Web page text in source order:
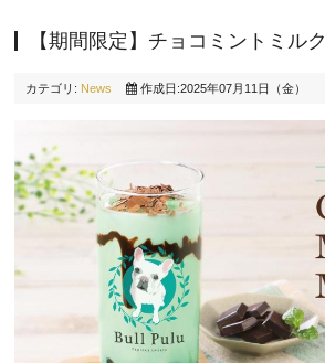
【期間限定】チョコミントミルク
カテゴリ: News 作成日:2025年07月11日（金）